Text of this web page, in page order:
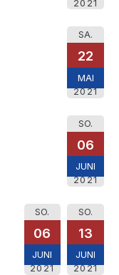
2021
SA.
22
MAI
2021
SO.
06
JUNI
2021
SO.
06
JUNI
2021
SO.
13
JUNI
2021